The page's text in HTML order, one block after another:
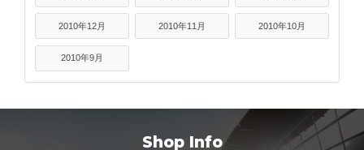
2010年12月 2010年11月 2010年10月
2010年9月
Shop Info